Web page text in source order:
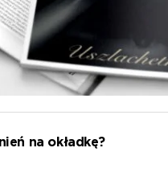
na okładkę?